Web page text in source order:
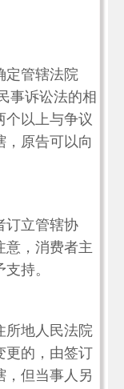
定管辖法院
事诉讼法的相
个以上与争议
，原告可以向
订立管辖协
意，消费者主
持。
所地人民法院
更的，由签订
，但当事人另